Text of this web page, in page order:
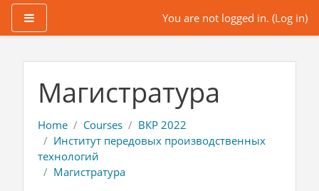
You are not logged in. (Log in)
Магистратура
Home Courses
ВКР 2022
Институт передовых производственных
технологий
Магистратура